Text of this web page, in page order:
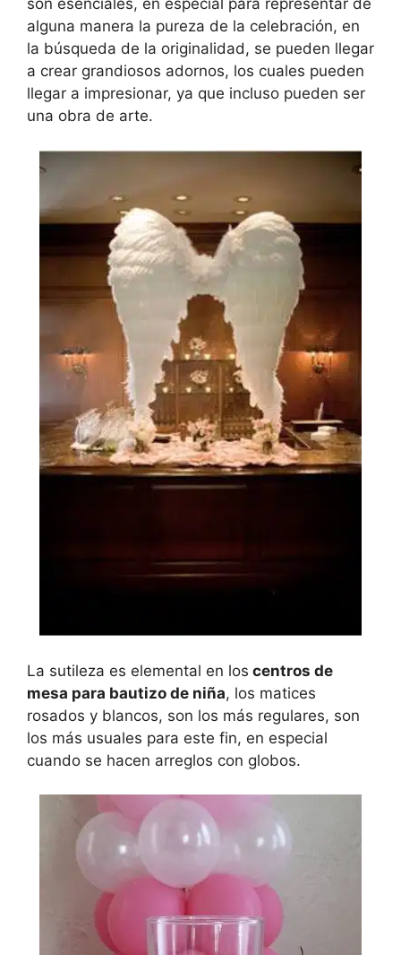
alguna manera la pureza de la celebración, en
la búsqueda de la originalidad, se pueden llegar
a crear grandiosos adornos, los cuales pueden
llegar a impresionar, ya que incluso pueden ser
una obra de arte.
La sutileza es elemental en los centros de
mesa para bautizo de niña, los matices
rosados y blancos, son los más regulares, son
los más usuales para este fin, en especial
cuando se hacen arreglos con globos.